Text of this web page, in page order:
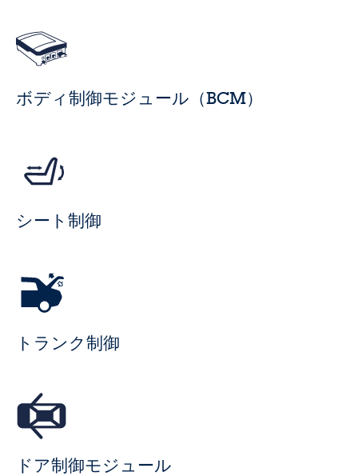
ボディ制御モジュール（BCM）
シート制御
トランク制御
ドア制御モジュール